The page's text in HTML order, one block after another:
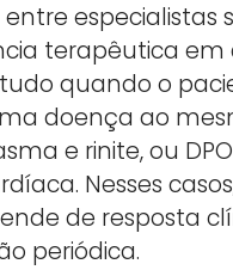
especialistas
terapêutica em
quando o
doença ao
e rinite, ou
Nesses
de resposta
periódica.